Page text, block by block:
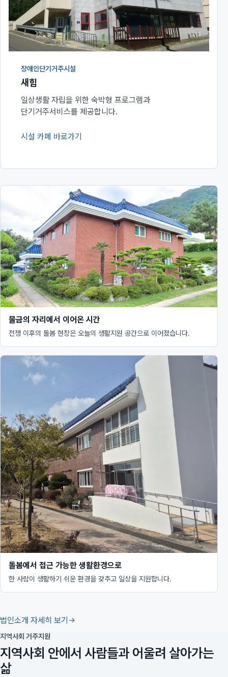
장애인단기거주시설
새힘
일상생활 자립을 위한 숙박형 프로그램과
단기거주서비스를 제공합니다.
시설 카페 바로가기
(새 창에서 열림)
물금의 자리에서 이어온 시간
전쟁 이후의 돌봄 현장은 오늘의 생활지원 공간으로 이어졌습니다.
돌봄에서 접근 가능한 생활환경으로
한 사람이 생활하기 쉬운 환경을 갖추고 일상을 지원합니다.
법인소개 자세히 보기
지역사회 거주지원
지역사회 안에서 사람들과 어울려 살아가는
삶